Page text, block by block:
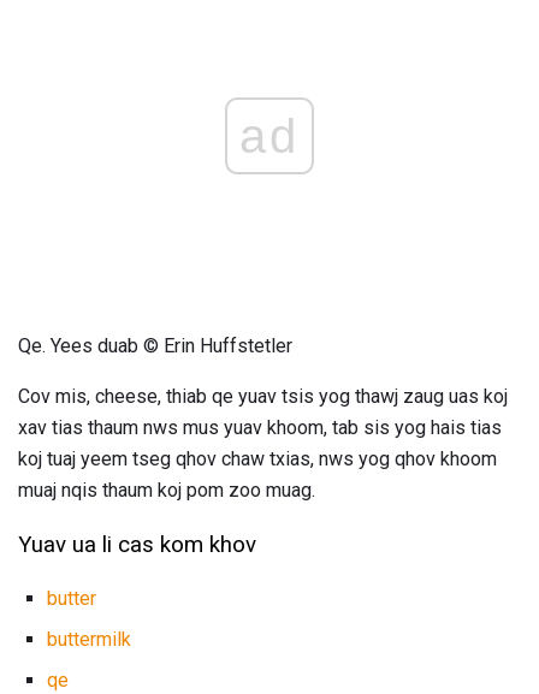
ad
Qe. Yees duab © Erin Huffstetler
Cov mis, cheese, thiab qe yuav tsis yog thawj zaug uas koj
xav tias thaum nws mus yuav khoom, tab sis yog hais tias
koj tuaj yeem tseg qhov chaw txias, nws yog qhov khoom
muaj nqis thaum koj pom zoo muag.
Yuav ua li cas kom khov
butter
buttermilk
qe